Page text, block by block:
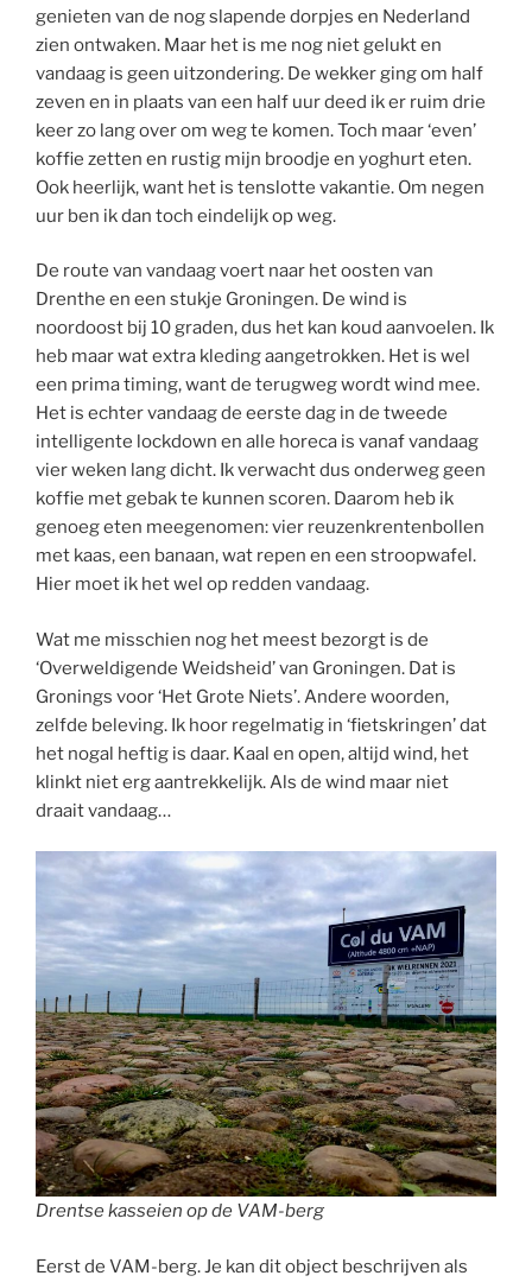
genieten van de nog slapende dorpjes en Nederland
zien ontwaken. Maar het is me nog niet gelukt en
vandaag is geen uitzondering. De wekker ging om half
zeven en in plaats van een half uur deed ik er ruim drie
keer zo lang over om weg te komen. Toch maar ‘even’
koffie zetten en rustig mijn broodje en yoghurt eten.
Ook heerlijk, want het is tenslotte vakantie. Om negen
uur ben ik dan toch eindelijk op weg.
De route van vandaag voert naar het oosten van
Drenthe en een stukje Groningen. De wind is
noordoost bij 10 graden, dus het kan koud aanvoelen. Ik
heb maar wat extra kleding aangetrokken. Het is wel
een prima timing, want de terugweg wordt wind mee.
Het is echter vandaag de eerste dag in de tweede
intelligente lockdown en alle horeca is vanaf vandaag
vier weken lang dicht. Ik verwacht dus onderweg geen
koffie met gebak te kunnen scoren. Daarom heb ik
genoeg eten meegenomen: vier reuzenkrentenbollen
met kaas, een banaan, wat repen en een stroopwafel.
Hier moet ik het wel op redden vandaag.
Wat me misschien nog het meest bezorgt is de
‘Overweldigende Weidsheid’ van Groningen. Dat is
Gronings voor ‘Het Grote Niets’. Andere woorden,
zelfde beleving. Ik hoor regelmatig in ‘fietskringen’ dat
het nogal heftig is daar. Kaal en open, altijd wind, het
klinkt niet erg aantrekkelijk. Als de wind maar niet
draait vandaag…
Drentse kasseien op de VAM-berg
Eerst de VAM-berg. Je kan dit object beschrijven als